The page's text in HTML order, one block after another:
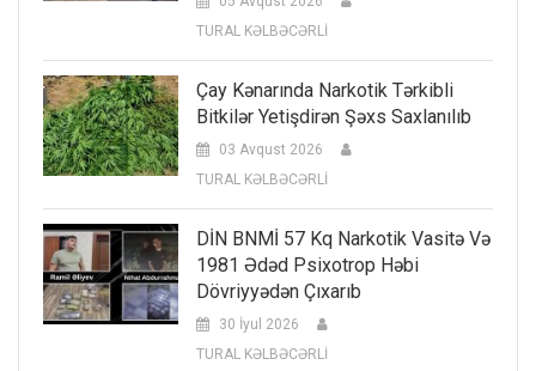
TURAL KƏLBƏCƏRLİ
Çay Kənarında Narkotik Tərkibli
Bitkilər Yetişdirən Şəxs Saxlanılıb
03 Avqust 2026
TURAL KƏLBƏCƏRLİ
DİN BNMİ 57 Kq Narkotik Vasitə Və
1981 Ədəd Psixotrop Həbi
Dövriyyədən Çıxarıb
30 İyul 2026
TURAL KƏLBƏCƏRLİ